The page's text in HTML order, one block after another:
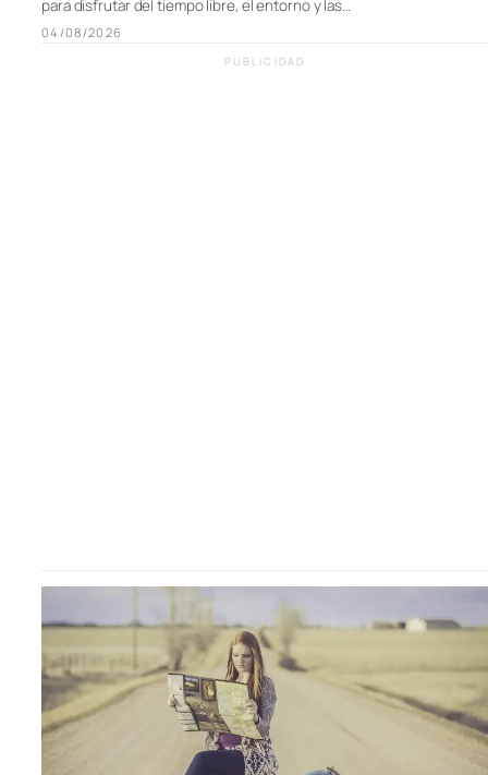
para disfrutar del tiempo libre, el entorno y las…
04/08/2026
PUBLICIDAD